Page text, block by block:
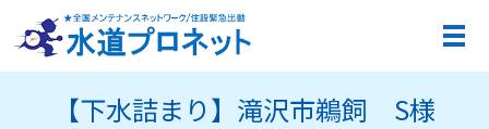
メ
【下水詰まり】滝沢市鵜飼 S様